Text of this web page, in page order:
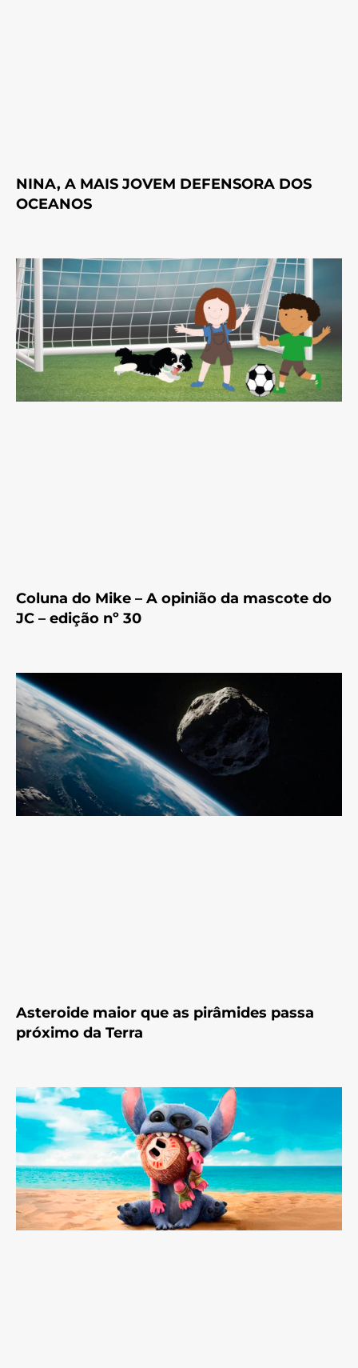
NINA, A MAIS JOVEM DEFENSORA DOS
OCEANOS
Coluna do Mike – A opinião da mascote do
JC – edição nº 30
Asteroide maior que as pirâmides passa
próximo da Terra